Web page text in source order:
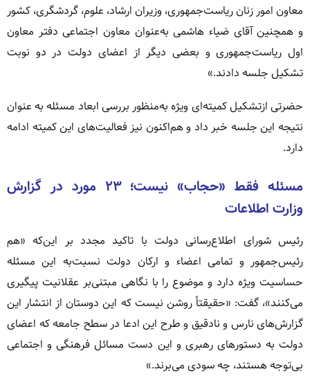
معاون امور زنان ریاست‌جمهوری، وزیران ارشاد، علوم، گردشگری، کشور
و همچنین آقای ضیاء هاشمی به‌عنوان معاون اجتماعی دفتر معاون
اول ریاست‌جمهوری و بعضی دیگر از اعضای دولت در دو نوبت
تشکیل جلسه دادند.»
حضرتی ازتشکیل کمیته‌ای ویژه به‌منظور بررسی ابعاد مسئله به عنوان
نتیجه این جلسه خبر داد و هم‌اکنون نیز فعالیت‌های این کمیته ادامه
دارد.
مسئله فقط «حجاب» نیست؛ ۲۳ مورد در گزارش
وزارت اطلاعات
رئیس شورای اطلاع‌رسانی دولت با تاکید مجدد بر این‌که «هم
رئیس‌جمهور و تمامی اعضاء و ارکان دولت نسبت‌به این مسئله
حساسیت ویژه دارد و موضوع را با نگاهی مبتنی‌بر عقلانیت پیگیری
می‌کنند»، گفت: «حقیقتاً روشن نیست که این دوستان از انتشار این
گزارش‌های نارس و نادقیق و طرح این ادعا در سطح جامعه که اعضای
دولت به دستورهای رهبری و این دست مسائل فرهنگی و اجتماعی
بی‌توجه هستند، چه سودی می‌برند.»